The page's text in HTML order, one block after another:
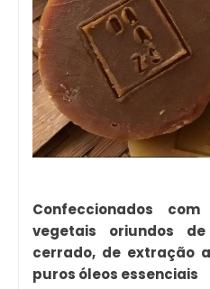
Confeccionados
vegetais oriundos
cerrado, de extração
puros óleos essenciais